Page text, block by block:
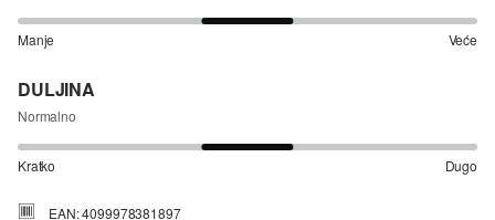
Manje Veće
DULJINA
Normalno
Kratko Dugo
EAN: 4099978381897